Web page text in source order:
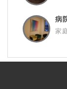
病
ー
家